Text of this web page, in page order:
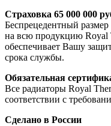
Страховка 65 000 000
Беспрецедентный
на всю продукцию Royal
обеспечивает Вашу
срока службы.
Обязательная
Все радиаторы Royal
соответствии с
Сделано в России